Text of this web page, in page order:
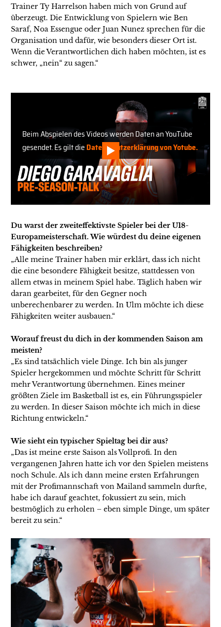
Trainer Ty Harrelson haben mich von Grund auf
überzeugt. Die Entwicklung von Spielern wie Ben
Saraf, Noa Essengue oder Juan Nunez sprechen für die
Organisation und dafür, wie besonders dieser Ort ist.
Wenn die Verantwortlichen dich haben möchten, ist es
schwer, „nein“ zu sagen.“
Beim Abspielen des Videos werden Daten an YouTube
gesendet. Es gilt die Datenschutzerklärung von Yotube.
Du warst der zweiteffektivste Spieler bei der U18-
Europameisterschaft. Wie würdest du deine eigenen
Fähigkeiten beschreiben?
„Alle meine Trainer haben mir erklärt, dass ich nicht
die eine besondere Fähigkeit besitze, stattdessen von
allem etwas in meinem Spiel habe. Täglich haben wir
daran gearbeitet, für den Gegner noch
unberechenbarer zu werden. In Ulm möchte ich diese
Fähigkeiten weiter ausbauen.“
Worauf freust du dich in der kommenden Saison am
meisten?
„Es sind tatsächlich viele Dinge. Ich bin als junger
Spieler hergekommen und möchte Schritt für Schritt
mehr Verantwortung übernehmen. Eines meiner
größten Ziele im Basketball ist es, ein Führungsspieler
zu werden. In dieser Saison möchte ich mich in diese
Richtung entwickeln.“
Wie sieht ein typischer Spieltag bei dir aus?
„Das ist meine erste Saison als Vollprofi. In den
vergangenen Jahren hatte ich vor den Spielen meistens
noch Schule. Als ich dann meine ersten Erfahrungen
mit der Profimannschaft von Mailand sammeln durfte,
habe ich darauf geachtet, fokussiert zu sein, mich
bestmöglich zu erholen – eben simple Dinge, um später
bereit zu sein.“